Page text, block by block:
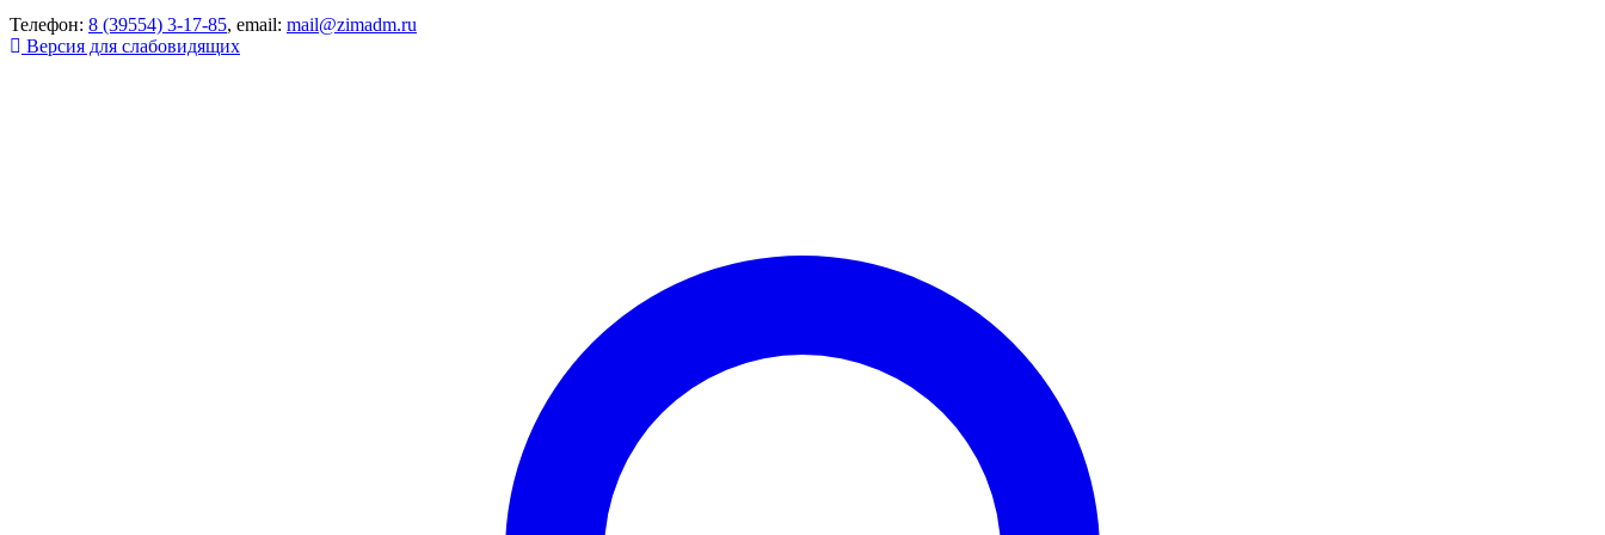
Телефон: 8 (39554) 3-17-85, email: mail@zimadm.ru
Версия для слабовидящих